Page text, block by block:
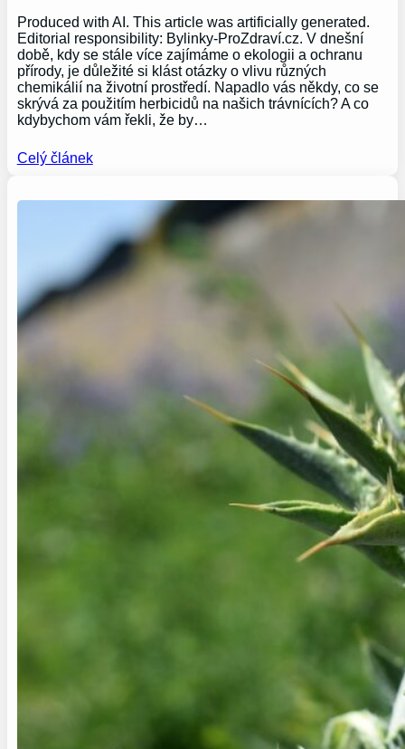
Produced with AI. This article was artificially generated.
Editorial responsibility: Bylinky-ProZdraví.cz. V dnešní
době, kdy se stále více zajímáme o ekologii a ochranu
přírody, je důležité si klást otázky o vlivu různých
chemikálií na životní prostředí. Napadlo vás někdy, co se
skrývá za použitím herbicidů na našich trávnících? A co
kdybychom vám řekli, že by…
Celý článek